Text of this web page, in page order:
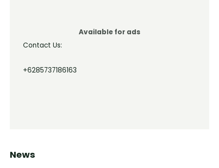
Available for ads
Contact Us:
+6285737186163
News